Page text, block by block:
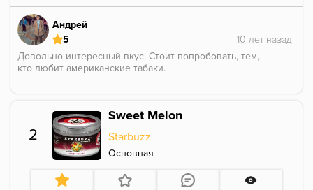
Андрей
5
Довольно интересный вкус. Стоит попробовать, тем,
кто любит американские табаки.
2
Sweet Melon
Starbuzz
Основная